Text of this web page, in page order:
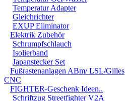
Temperatur Adapter
Gleichrichter
EXUP Eliminator
Elektrik Zubehör
Schrumpfschlauch
Isolierband
Japanstecker Set
Fußrastenanlagen ABm/ LSL/Gilles
CNC
FIGHTER-Geschenk Ideen..
Schriftzug Streetfighter V2A